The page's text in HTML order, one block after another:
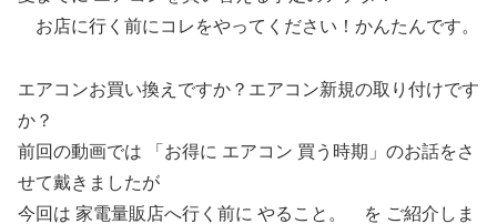
お店に行く前にコレをやってください！かんたんです。
エアコンお買い換えですか？エアコン新規の取り付けです
か？
前回の動画では 「お得に エアコン 買う時期」のお話をさ
せて戴きましたが
今回は 家電量販店へ行く前に やること。 を ご紹介しま